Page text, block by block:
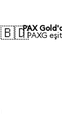
🇧🇩PAX
1 PAXG